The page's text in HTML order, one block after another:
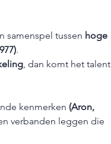
samenspel tussen hoge
.
, dan komt het talent
kenmerken (Aron,
verbanden leggen die